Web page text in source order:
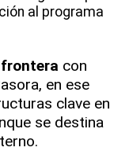
al programa
con
en ese
clave en
se destina